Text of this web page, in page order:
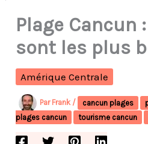
Plage Cancun
sont les plus
Amérique Centrale
Par Frank / cancun plages
plages cancun
tourisme cancun